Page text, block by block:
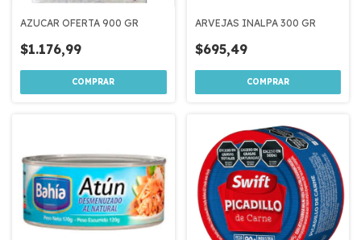
AZUCAR OFERTA 900 GR
$1.176,99
ARVEJAS INALPA 300 GR
$695,49